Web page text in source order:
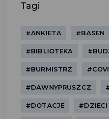
Tagi
#ANKIETA #BASEN
#BIBLIOTEKA
#BURMISTRZ
#DAWNYPRUSZCZ
#DOTACJE #DZIECI